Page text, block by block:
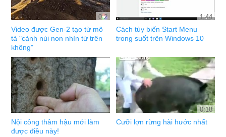
0:2
Video được Gen-2 tạo từ mô
tả "cảnh núi non nhìn từ trên
không"
1:44
Cách tùy biến Start Menu
trong suốt trên Windows 10
Nội công thâm hậu mới làm
được điều này!
0:18
Cưỡi lợn rừng hài hước nhất